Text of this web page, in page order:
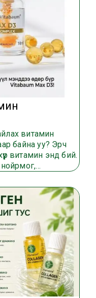
витамин
байна уу? Эрч
витамин энд бий.